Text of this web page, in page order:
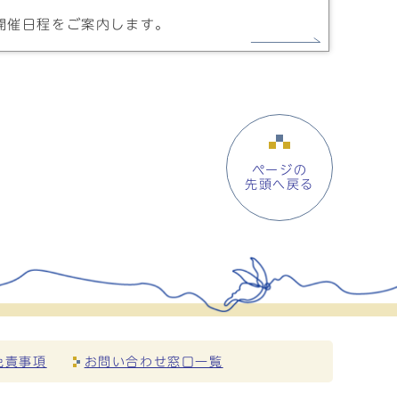
日程をご案内します。
ページの
先頭へ戻る
責事項 お問い合わせ窓口一覧